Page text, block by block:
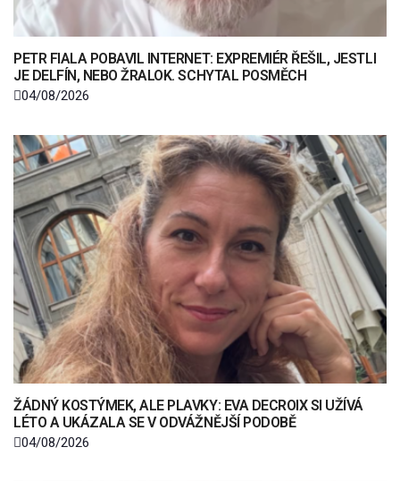
PETR FIALA POBAVIL INTERNET: EXPREMIÉR ŘEŠIL, JESTLI
JE DELFÍN, NEBO ŽRALOK. SCHYTAL POSMĚCH
04/08/2026
ŽÁDNÝ KOSTÝMEK, ALE PLAVKY: EVA DECROIX SI UŽÍVÁ
LÉTO A UKÁZALA SE V ODVÁŽNĚJŠÍ PODOBĚ
04/08/2026